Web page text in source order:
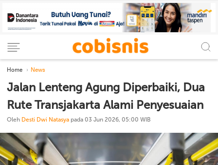
Home News
Jalan Lenteng Agung Diperbaiki, Dua
Rute Transjakarta Alami Penyesuaian
Oleh Desti Dwi Natasya pada 03 Jun 2026, 05:00 WIB